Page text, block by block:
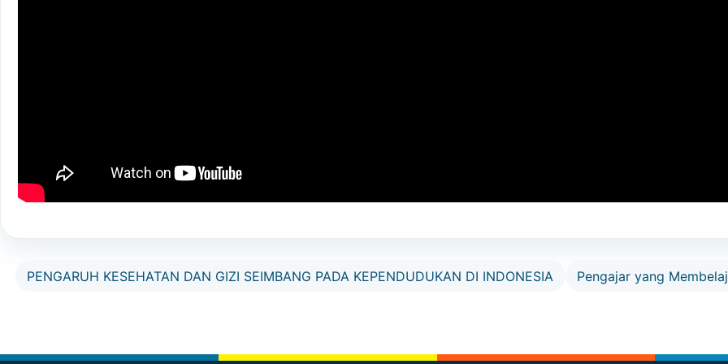
PENGARUH KESEHATAN DAN GIZI SEIMBANG PADA KEPENDUDUKAN DI INDONESIA Pengajar yang